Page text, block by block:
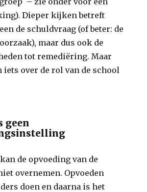
Dieper kijken betreft
de schuldvraag (of beter: de
maar dus ook de
tot remediëring. Maar
iets over de rol van de school
geen
de opvoeding van de
overnemen. Opvoeden
doen en daarna is het